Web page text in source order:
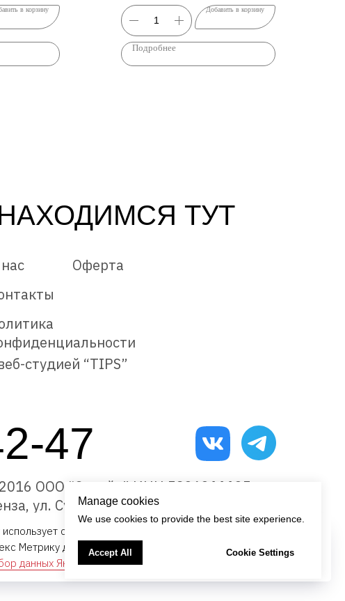
в корзину Добавить в корзину
Подробнее
ТУТ
47
ООО “Страйк” ИНН 5836311135
ул. Суворова, 144 А, 1 этаж
студией “TIPS”
Оферта
cookies,
Метрику для сбора информации о пользователях,
данных Яндекс Метрикой
Manage cookies
We use cookies to provide the best site experience.
Accept All Cookie Settings